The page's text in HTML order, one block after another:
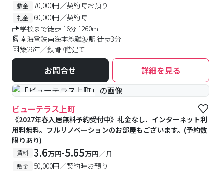
敷金 70,000円／契約時お預り
礼金
60,000円／契約時
学校まで徒歩 16分 1260m
南海電鉄南海本線難波駅 徒歩3分
築26年／鉄骨7階建て
お問合せ 詳細を見る
#予約受付中 #空室待ち
ビューテラス上町
《2027年春入居無料予約受付中》礼金なし、インターネット利
用料無料。フルリノベーションのお部屋もございます。(予約数
限りあり)
賃料 3.6万円-5.65万円／月
敷金 50,000円／契約時お預り